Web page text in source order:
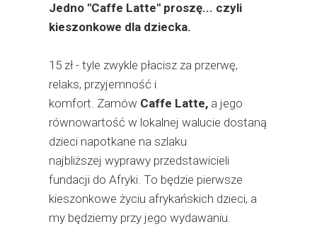
Jedno "Caffe Latte" proszę... czyli
kieszonkowe dla dziecka.
15 zł - tyle zwykle płacisz za przerwę,
relaks, przyjemność i
komfort. Zamów Caffe Latte, a jego
równowartość w lokalnej walucie dostaną
dzieci napotkane na szlaku
najbliższej wyprawy przedstawicieli
fundacji do Afryki. To będzie pierwsze
kieszonkowe życiu afrykańskich dzieci, a
my będziemy przy jego wydawaniu.